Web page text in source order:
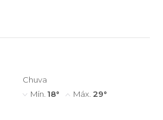
Chuva
Mín. 18° Máx. 29°